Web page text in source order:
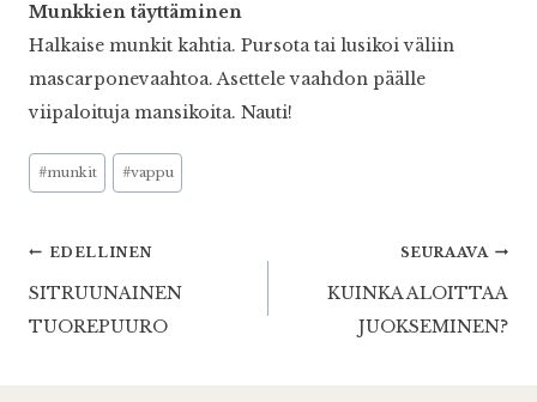
Munkkien täyttäminen
Halkaise munkit kahtia. Pursota tai lusikoi väliin
mascarponevaahtoa. Asettele vaahdon päälle
viipaloituja mansikoita. Nauti!
Avainsanat:
#munkit #vappu
Artikkelien
selaus
EDELLINEN
SITRUUNAINEN
TUOREPUURO
SEURAAVA
KUINKA ALOITTAA
JUOKSEMINEN?